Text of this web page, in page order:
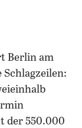
Schlagzeilen:
der 550.000